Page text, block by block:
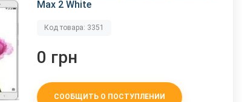
Max 2 White
Код товара: 3351
0 грн
СООБЩИТЬ О ПОСТУПЛЕНИИ